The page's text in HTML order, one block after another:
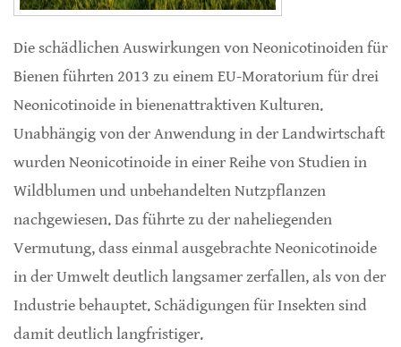
Die schädlichen Auswirkungen von Neonicotinoiden für
Bienen führten 2013 zu einem EU-Moratorium für drei
Neonicotinoide in bienenattraktiven Kulturen.
Unabhängig von der Anwendung in der Landwirtschaft
wurden Neonicotinoide in einer Reihe von Studien in
Wildblumen und unbehandelten Nutzpflanzen
nachgewiesen. Das führte zu der naheliegenden
Vermutung, dass einmal ausgebrachte Neonicotinoide
in der Umwelt deutlich langsamer zerfallen, als von der
Industrie behauptet. Schädigungen für Insekten sind
damit deutlich langfristiger.